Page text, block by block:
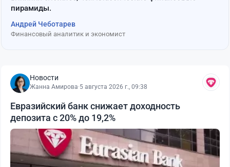
пирамиды.
Андрей Чеботарев
Финансовый аналитик и экономист
Новости
Жанна Амирова·5 августа 2026 г., 09:38
Евразийский банк снижает доходность
депозита с 20% до 19,2%